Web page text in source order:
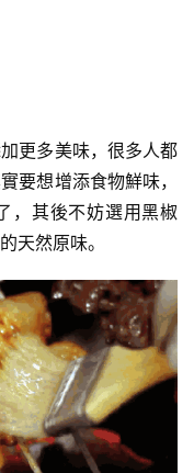
更多美味，很多人都
要想增添食物鮮味，
，其後不妨選用黑椒
天然原味。